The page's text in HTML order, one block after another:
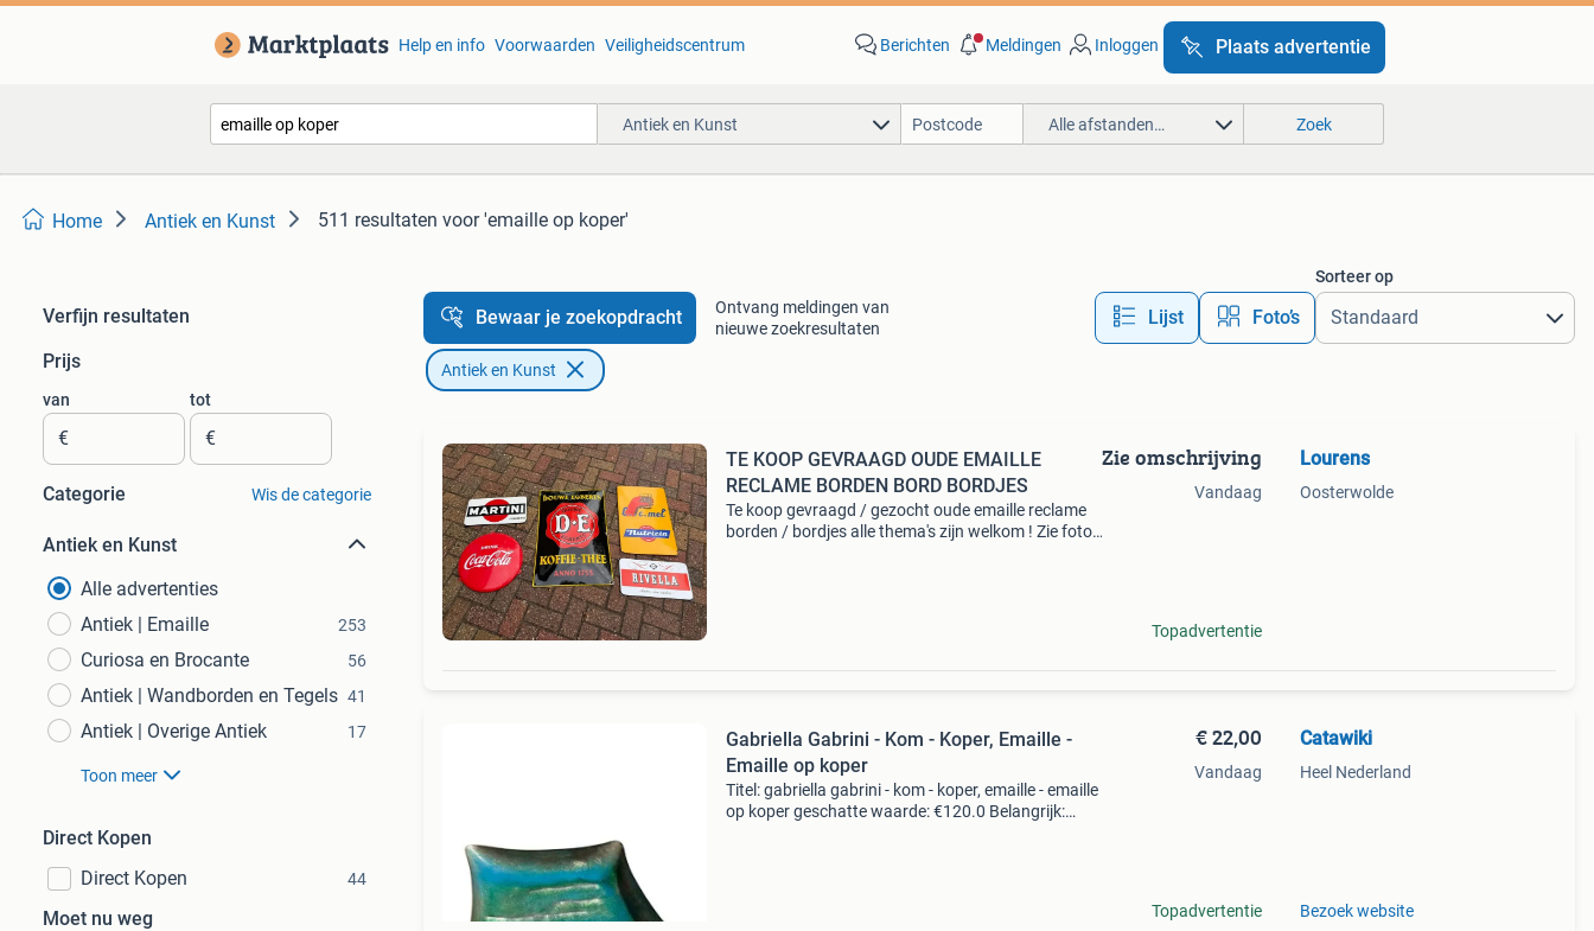
Help en info Voorwaarden Veiligheidscentrum Berichten Meldingen Inloggen Plaats advertentie
Antiek en Kunst Alle afstanden… Zoek
Home Antiek en Kunst 511 resultaten voor 'emaille op koper'
Verfijn resultaten
Prijs
van
€
tot
€
Categorie Wis de categorie
Antiek en Kunst
Alle advertenties
Antiek | Emaille
253
Curiosa en Brocante 56
Antiek | Wandborden en Tegels 41
Antiek | Overige Antiek 17
Toon meer
Direct Kopen
Direct Kopen
44
Moet nu weg
Bewaar je zoekopdracht
Ontvang meldingen van
nieuwe zoekresultaten
Lijst Foto’s
Sorteer op
Antiek en Kunst
TE KOOP GEVRAAGD OUDE EMAILLE
RECLAME BORDEN BORD BORDJES
Te koop gevraagd / gezocht oude emaille reclame
borden / bordjes alle thema's zijn welkom ! Zie foto’s
Zie omschrijving
Vandaag
Topadvertentie
Lourens
Oosterwolde
Gabriella Gabrini - Kom - Koper, Emaille -
Emaille op koper
Titel: gabriella gabrini - kom - koper, emaille - emaille
op koper geschatte waarde: €120.0 Belangrijk:
€ 22,00
Vandaag
Topadvertentie
Catawiki
Heel Nederland
Bezoek website